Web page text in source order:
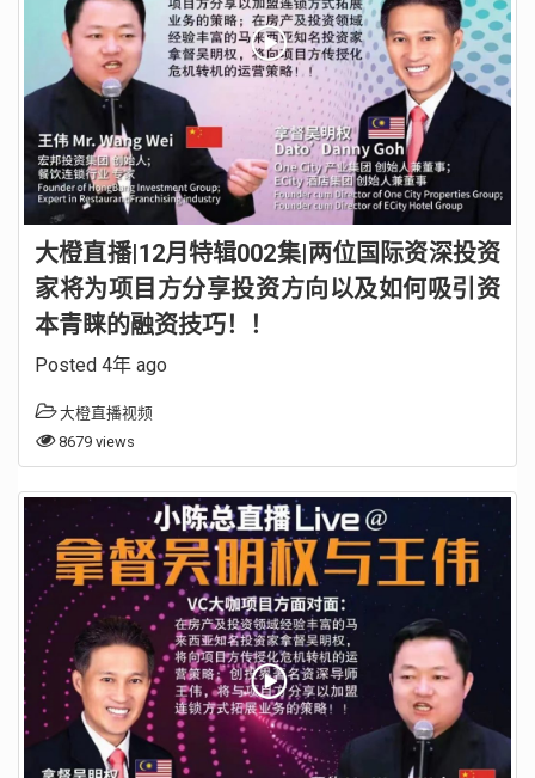
大橙直播|12月特辑002集|两位国际资深投资
家将为项目方分享投资方向以及如何吸引资
本青睐的融资技巧！！
Posted 4年 ago
大橙直播视频
8679 views